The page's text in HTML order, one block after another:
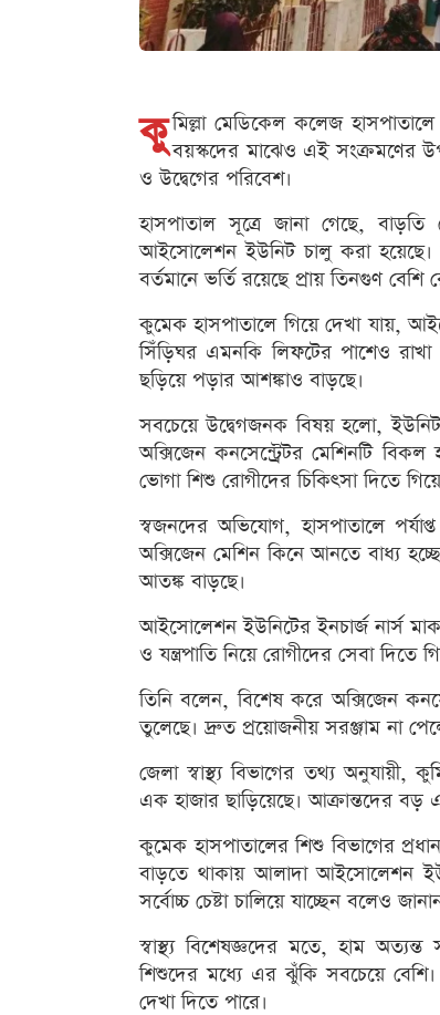
কু মিল্লা মেডিকেল কলেজ
বয়স্কদের মাঝেও এই সংক্রমণের
ও উদ্বেগের পরিবেশ।
হাসপাতাল সূত্রে জানা গেছে,
আইসোলেশন ইউনিট চালু করা হয়েছে।
বর্তমানে ভর্তি রয়েছে প্রায় তিনগুণ বেশি
কুমেক হাসপাতালে গিয়ে দেখা যায়,
সিঁড়িঘর এমনকি লিফটের পাশেও রাখা
ছড়িয়ে পড়ার আশঙ্কাও বাড়ছে।
সবচেয়ে উদ্বেগজনক বিষয় হলো,
অক্সিজেন কনসেন্ট্রেটর মেশিনটি
ভোগা শিশু রোগীদের চিকিৎসা দিতে
স্বজনদের অভিযোগ, হাসপাতালে
অক্সিজেন মেশিন কিনে আনতে বাধ্য
আতঙ্ক বাড়ছে।
আইসোলেশন ইউনিটের ইনচার্জ নার্স
ও যন্ত্রপাতি নিয়ে রোগীদের সেবা দিতে
তিনি বলেন, বিশেষ করে অক্সিজেন
তুলেছে। দ্রুত প্রয়োজনীয় সরঞ্জাম না
জেলা স্বাস্থ্য বিভাগের তথ্য অনুযায়ী,
এক হাজার ছাড়িয়েছে। আক্রান্তদের বড়
কুমেক হাসপাতালের শিশু বিভাগের
বাড়তে থাকায় আলাদা আইসোলেশন
সর্বোচ্চ চেষ্টা চালিয়ে যাচ্ছেন বলেও
স্বাস্থ্য বিশেষজ্ঞদের মতে, হাম
শিশুদের মধ্যে এর ঝুঁকি সবচেয়ে
দেখা দিতে পারে।